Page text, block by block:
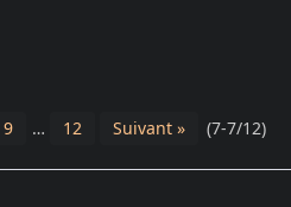
9 … 12 Suivant » (7-7/12)